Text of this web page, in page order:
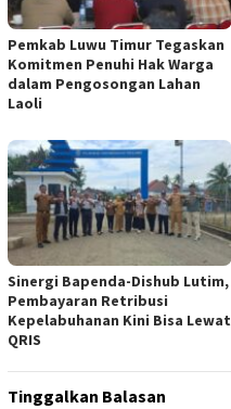
Pemkab Luwu Timur Tegaskan
Komitmen Penuhi Hak Warga
dalam Pengosongan Lahan
Laoli
Sinergi Bapenda-Dishub Lutim,
Pembayaran Retribusi
Kepelabuhanan Kini Bisa Lewat
QRIS
Tinggalkan Balasan